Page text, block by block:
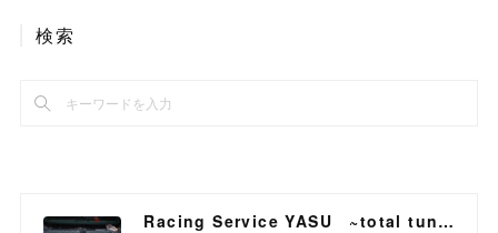
検索
Racing Service YASU ~total tuning proshop~